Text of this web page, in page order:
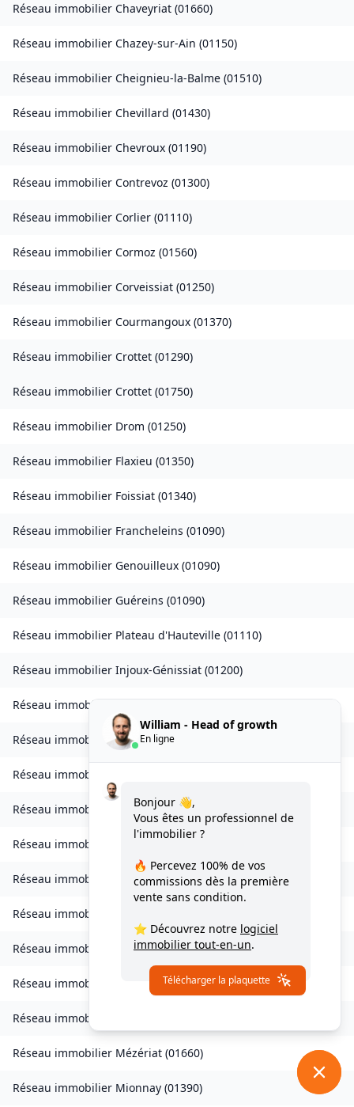
Réseau immobilier Chaveyriat (01660)
Réseau immobilier Chazey-sur-Ain (01150)
Réseau immobilier Cheignieu-la-Balme (01510)
Réseau immobilier Chevillard (01430)
Réseau immobilier Chevroux (01190)
Réseau immobilier Contrevoz (01300)
Réseau immobilier Corlier (01110)
Réseau immobilier Cormoz (01560)
Réseau immobilier Corveissiat (01250)
Réseau immobilier Courmangoux (01370)
Réseau immobilier Crottet (01290)
Réseau immobilier Crottet (01750)
Réseau immobilier Drom (01250)
Réseau immobilier Flaxieu (01350)
Réseau immobilier Foissiat (01340)
Réseau immobilier Francheleins (01090)
Réseau immobilier Genouilleux (01090)
Réseau immobilier Guéreins (01090)
Réseau immobilier Plateau d'Hauteville (01110)
Réseau immobilier Injoux-Génissiat (01200)
Réseau immobilier
Réseau immobilierJournans(01250
Réseau immobilier
Réseau immobilier Lantenay(01430
Réseau immobilier
Réseau immobilier Marsonnas(01340)
Réseau immobilier
Réseau immobilier Massieux(01600)
Réseau immobilier Massignieu-de-Rives (01300)
Réseau immobilier
Réseau immobilier Mézériat (01660)
Réseau immobilier Mionnay (01390)
William - Head of growth
En ligne
Bonjour 👋,
Vous êtes un professionnel de
l'immobilier ?
🔥 Percevez 100% de vos
commissions dès la première
vente sans condition.
⭐ Découvrez notre logiciel
immobilier tout-en-un.
Télécharger la plaquette